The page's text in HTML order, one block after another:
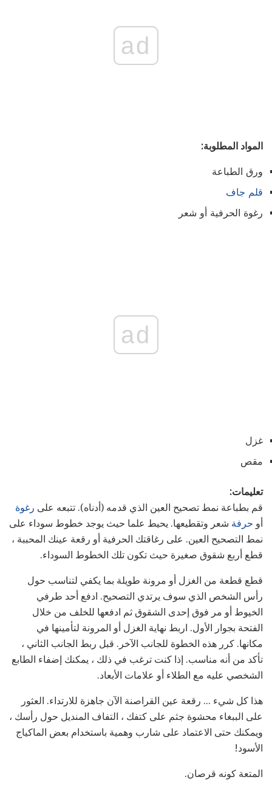
ad
المواد المطلوبة:
ورق الطباعة
قلم جاف
رغوة الحرفية أو شعر
ad
غزل
مقص
تعليمات:
قم بطباعة نمط تصحيح العين الذي قدمه (أدناه). تتبعه على رغوة
أو حرفة شعر وتقطيعها. يحيط علما حيث يوجد خطوط سوداء على
نمط التصحيح العين. على رغاقتك الحرفية أو رقعة عينك المحببة ،
قطع أربع شقوق صغيرة حيث تكون تلك الخطوط السوداء.
قطع قطعة من الغزل أو مرونة طويلة بما يكفي لتناسب حول
رأس الشخص الذي سوف يرتدي التصحيح. ادفع أحد طرفي
الخيوط أو مر فوق إحدى الشقوق ثم ادفعها للخلف من خلال
الفتحة بجوار الأول. اربط نهاية الغزل أو المرونة لتأمينها في
مكانها. كرر هذه الخطوة للجانب الآخر. قبل ربط الجانب الثاني ،
تأكد من أنه مناسب. إذا كنت ترغب في ذلك ، يمكنك إضفاء الطابع
الشخصي عليه مع الطلاء أو علامات الأبعاد.
هذا كل شيء ... رقعة عين القراصنة الآن جاهزة للارتداء. العثور
على الببغاء محشوة جثم على كتفك ، التفاف المنديل حول رأسك ،
ويمكنك حتى الاعتماد على شارب وهمية باستخدام بعض الماكياج
الأسود!
المتعة كونه قرصان.